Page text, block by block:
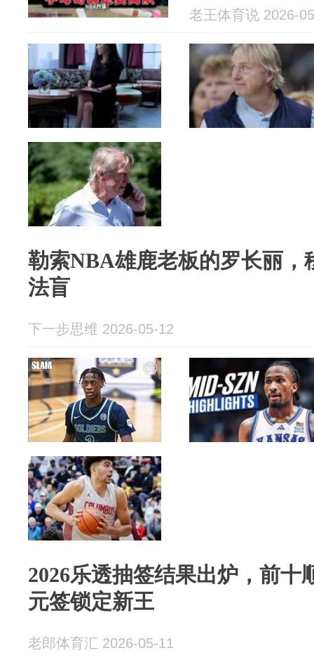
老王体育说 2026-
勒索NBA雄鹿老板的罗长丽，
法盲
下一步思维 2026-05-12
2026乐透抽签结果出炉，前十
元签锁定新王
老郎体育汇 2026-05-11